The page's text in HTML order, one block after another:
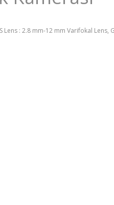
Lens : 2.8 mm-12 mm Varifokal Lens,